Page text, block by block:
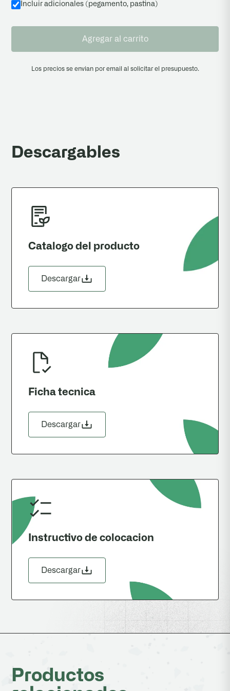
Incluir adicionales (pegamento, pastina)
Agregar al carrito
Los precios se envian por email al solicitar el presupuesto.
Descargables
Catalogo del producto
Descargar
Ficha tecnica
Descargar
Instructivo de colocacion
Descargar
Productos